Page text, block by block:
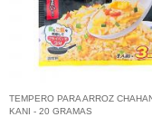
TEMPERO PARA ARROZ
KANI - 20 GRAMAS